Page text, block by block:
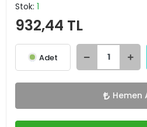
Stok: 1
932,44 TL
Adet
Hemen